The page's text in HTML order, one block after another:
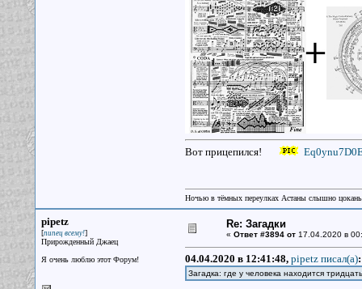
Вот прицепился!
Ночью в тёмных переулках Астаны слышно
pipetz
[пипец всему!]
Прирожденный Джаец
Я очень люблю этот Форум!
Re: Загадки
« Ответ #3894 от17.04.2020 в
04.04.2020 в 12:41:48, pipetz писал(a):
Загадка: где у человека находится